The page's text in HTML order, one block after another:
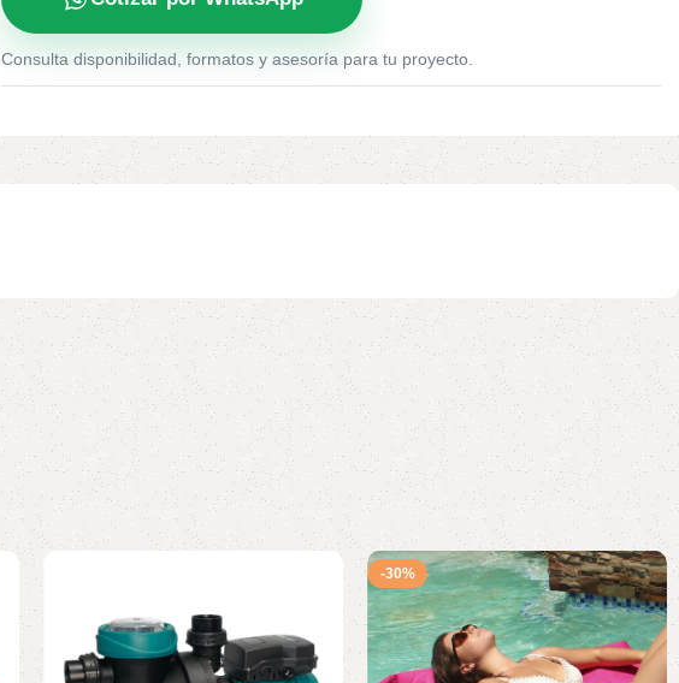
Consulta disponibilidad, formatos y asesoría para tu proyecto.
-30%